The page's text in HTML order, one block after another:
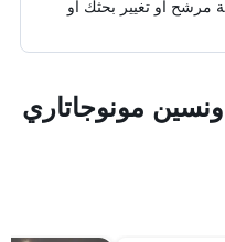
مرشح أو تغيير بحثك أو
مونوجاتاري